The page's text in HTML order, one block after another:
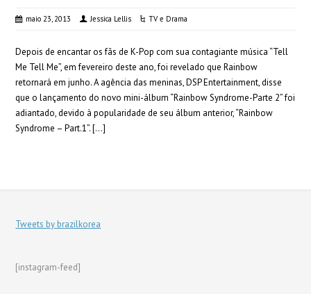
maio 23, 2013 Jessica Lellis TV e Drama
Depois de encantar os fãs de K-Pop com sua contagiante música “Tell
Me Tell Me”, em fevereiro deste ano, foi revelado que Rainbow
retornará em junho. A agência das meninas, DSP Entertainment, disse
que o lançamento do novo mini-álbum “Rainbow Syndrome-Parte 2” foi
adiantado, devido à popularidade de seu álbum anterior, “Rainbow
Syndrome – Part.1”. […]
Tweets by brazilkorea
[instagram-feed]